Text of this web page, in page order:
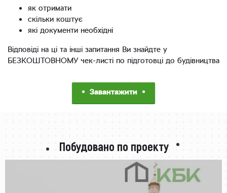
як отримати
скільки коштує
які документи необхідні
Відповіді на ці та інші запитання Ви знайдте у
БЕЗКОШТОВНОМУ чек-листі по підготовці до будівництва
Завантажити
Побудовано по проекту